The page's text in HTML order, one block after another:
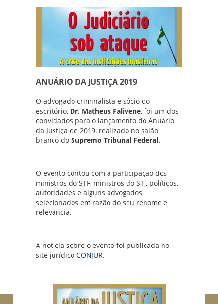
ANUÁRIO DA JUSTIÇA 2019
O advogado criminalista e sócio do
escritório, Dr. Matheus Falivene, foi um dos
convidados para o lançamento do Anuário
da Justiça de 2019, realizado no salão
branco do Supremo Tribunal Federal.
O evento contou com a participação dos
ministros do STF, ministros do STJ, políticos,
autoridades e alguns advogados
selecionados em razão do seu renome e
relevância.
A notícia sobre o evento foi publicada no
site jurídico CONJUR.